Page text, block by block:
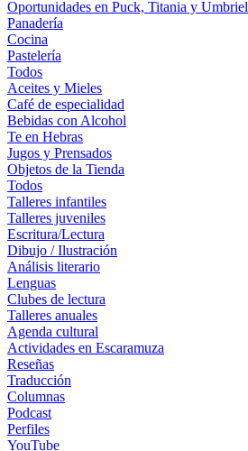
Oportunidades en Puck, Titania y Umbriel
Panadería
Cocina
Pastelería
Todos
Aceites y Mieles
Café de especialidad
Bebidas con Alcohol
Te en Hebras
Jugos y Prensados
Objetos de la Tienda
Todos
Talleres infantiles
Talleres juveniles
Escritura/Lectura
Dibujo / Ilustración
Análisis literario
Lenguas
Clubes de lectura
Talleres anuales
Agenda cultural
Actividades en Escaramuza
Reseñas
Traducción
Columnas
Podcast
Perfiles
YouTube